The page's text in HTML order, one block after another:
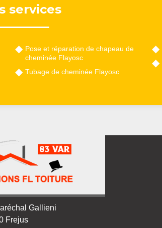
services
Pose et réparation de chapeau de
cheminée Flayosc
Tubage de cheminée Flayosc
Gallieni
Frejus